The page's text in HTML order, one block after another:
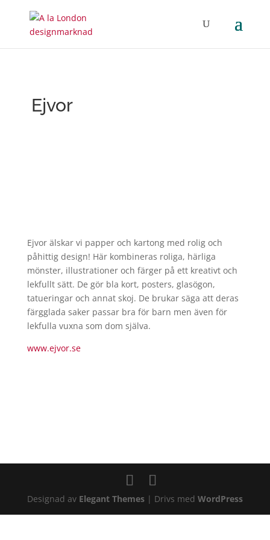
Ejvor
Ejvor älskar vi papper och kartong med rolig och
påhittig design! Här kombineras roliga, härliga
mönster, illustrationer och färger på ett kreativt och
lekfullt sätt. De gör bla kort, posters, glasögon,
tatueringar och annat skoj. De brukar säga att deras
färgglada saker passar bra för barn men även för
lekfulla vuxna som dom själva.
www.ejvor.se
Designad av Elegant Themes| Drivs med WordPress